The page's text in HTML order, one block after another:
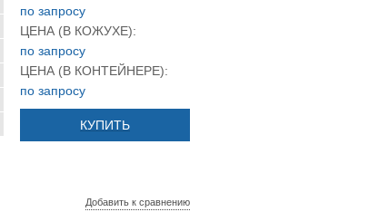
по запросу
ЦЕНА (В КОЖУХЕ):
по запросу
ЦЕНА (В КОНТЕЙНЕРЕ):
по запросу
КУПИТЬ
Добавить к сравнению